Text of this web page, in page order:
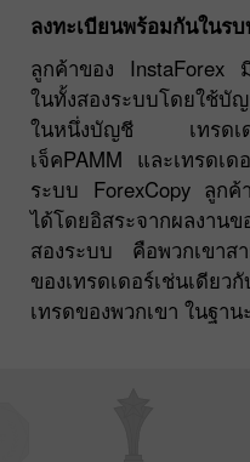
ลงทะเบียนพร้อมกันในร
ลูกค้าของ InstaForex
ในทั้งสองระบบโดยใช้
ในหนึ่งบัญชี เทรดเดอ
เจ็คPAMM และเทรดเ
ระบบ ForexCopy ลูกค้
ได้โดยอิสระจากผลงานข
สองระบบ คือพวกเขาส
ของเทรดเดอร์เช่นเดีย
เทรดของพวกเขา ในฐา